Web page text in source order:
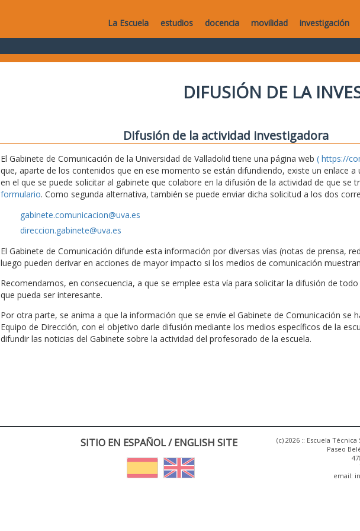
La Escuela estudios docencia movilidad investigación
DIFUSIÓN DE LA
Difusión de la actividad investigadora
El Gabinete de Comunicación de la Universidad de Valladolid tiene una página web ( https://
que, aparte de los contenidos que en ese momento se están difundiendo, existe un enlace
en el que se puede solicitar al gabinete que colabore en la difusión de la actividad de que se
formulario. Como segunda alternativa, también se puede enviar dicha solicitud a los dos
gabinete.comunicacion@uva.es
direccion.gabinete@uva.es
El Gabinete de Comunicación difunde esta información por diversas vías (notas de prensa,
luego pueden derivar en acciones de mayor impacto si los medios de comunicación
Recomendamos, en consecuencia, a que se emplee esta vía para solicitar la difusión de
que pueda ser interesante.
Por otra parte, se anima a que la información que se envíe el Gabinete de Comunicación se
Equipo de Dirección, con el objetivo darle difusión mediante los medios específicos de la
difundir las noticias del Gabinete sobre la actividad del profesorado de la escuela.
SITIO EN ESPAÑOL / ENGLISH SITE
(c) 2026 :: Escuela
Paseo
email: